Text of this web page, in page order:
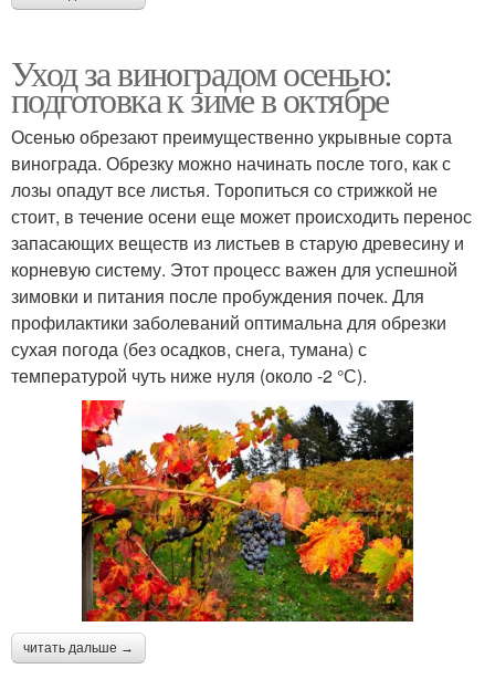
Уход за виноградом осенью:
подготовка к зиме в октябре
Осенью обрезают преимущественно укрывные сорта
винограда. Обрезку можно начинать после того, как с
лозы опадут все листья. Торопиться со стрижкой не
стоит, в течение осени еще может происходить перенос
запасающих веществ из листьев в старую древесину и
корневую систему. Этот процесс важен для успешной
зимовки и питания после пробуждения почек. Для
профилактики заболеваний оптимальна для обрезки
сухая погода (без осадков, снега, тумана) с
температурой чуть ниже нуля (около -2 °С).
читать дальше →